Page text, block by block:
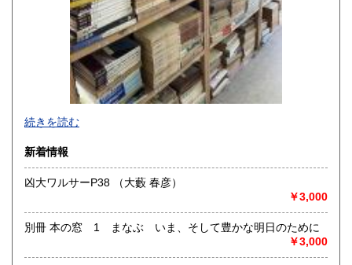
-
沿線名：-
最寄駅：-
営業時間：-
定休日：-
書籍の買取について
続きを読む
新着情報
凶大ワルサーP38 （大藪 春彦）
￥3,000
別冊 本の窓 1 まなぶ いま、そして豊かな明日のために
￥3,000